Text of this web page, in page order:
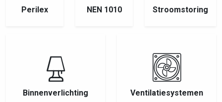
Perilex NEN 1010 Stroomstoring
Binnenverlichting Ventilatiesystemen